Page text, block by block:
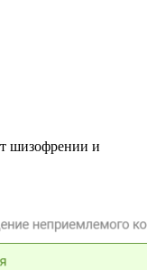
шизофрении и